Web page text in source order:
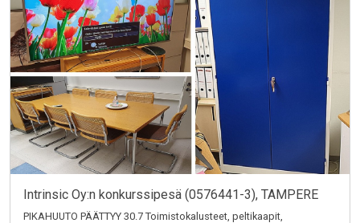
Intrinsic Oy:n konkurssipesä (0576441-3), TAMPERE
PIKAHUUTO PÄÄTTYY 30.7 Toimistokalusteet, peltikaapit,